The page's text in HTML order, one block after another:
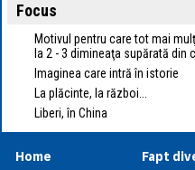
Focus
Motivul pentru care tot mai
la 2 - 3 dimineaţa supărată din
Imaginea care intră în istorie
La plăcinte, la război...
Liberi, în China
Home
Fapt